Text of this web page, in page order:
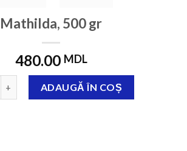
Mathilda, 500 gr
480.00 MDL
Mathilda, 500 gr
ADAUGĂ ÎN COȘ